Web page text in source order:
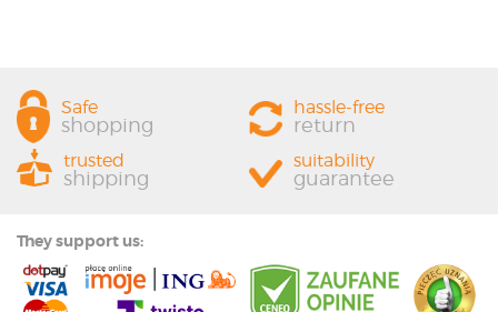
Safe
shopping
hassle-free
return
trusted
shipping
suitability
guarantee
They support us: